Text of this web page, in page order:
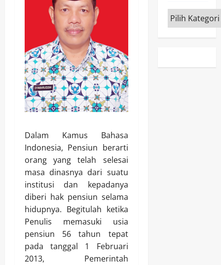
Dalam Kamus Bahasa
Indonesia, Pensiun berarti
orang yang telah selesai
masa dinasnya dari suatu
institusi dan kepadanya
diberi hak pensiun selama
hidupnya. Begitulah ketika
Penulis memasuki usia
pensiun 56 tahun tepat
pada tanggal 1 Februari
2013, Pemerintah
Kategori